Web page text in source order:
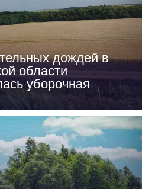
дождей в
области
уборочная